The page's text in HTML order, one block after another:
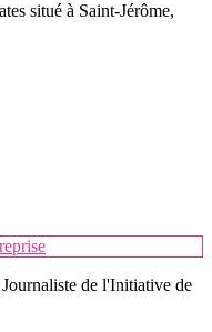
situé à Saint-Jérôme,
de l'Initiative de